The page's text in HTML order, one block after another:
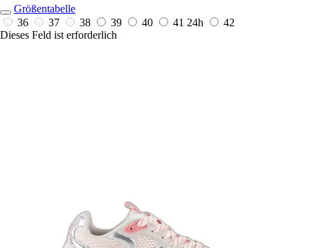
Größentabelle
36
37 38 39 40 41 24h
42
Dieses Feld ist erforderlich